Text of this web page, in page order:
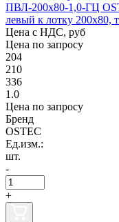
ПВЛ-200х80-1,0-ГЦ
левый к лотку 200х80,
Цена с НДС, руб
Цена по запросу
204
210
336
1.0
Цена по запросу
Бренд
OSTEC
Ед.изм.:
шт.
-
+